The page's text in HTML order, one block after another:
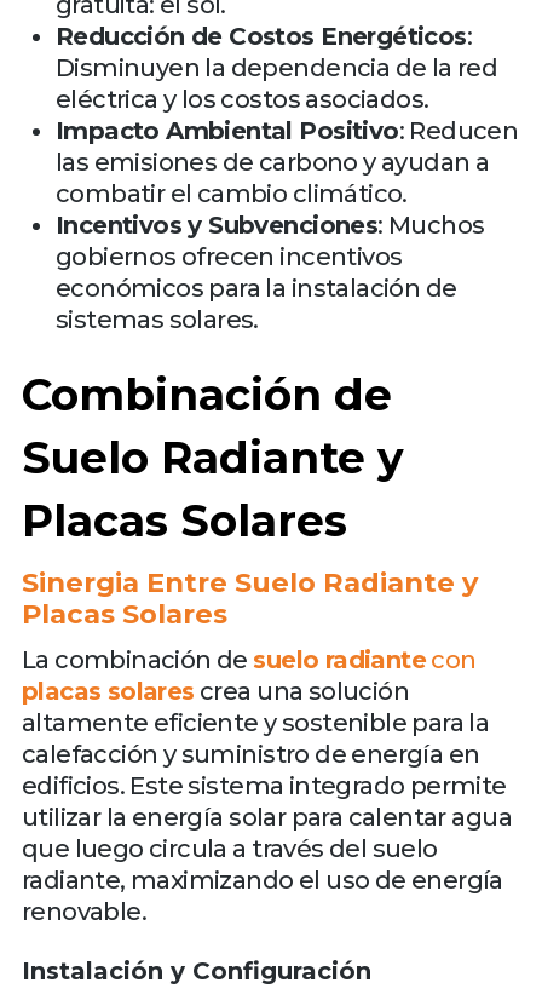
Reducción de Costos Energéticos:
Disminuyen la dependencia de la red
eléctrica y los costos asociados.
Impacto Ambiental Positivo: Reducen
las emisiones de carbono y ayudan a
combatir el cambio climático.
Incentivos y Subvenciones: Muchos
gobiernos ofrecen incentivos
económicos para la instalación de
sistemas solares.
Combinación de
Suelo Radiante y
Placas Solares
Sinergia Entre Suelo Radiante y
Placas Solares
La combinación de suelo radiantecon
placas solares crea una solución
altamente eficiente y sostenible para la
calefacción y suministro de energía en
edificios. Este sistema integrado permite
utilizar la energía solar para calentar agua
que luego circula a través del suelo
radiante, maximizando el uso de energía
renovable.
Instalación y Configuración